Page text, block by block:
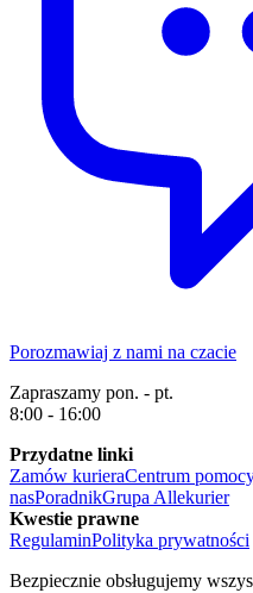
Porozmawiaj z nami na czacie
Zapraszamy pon. - pt.
8:00 - 16:00
Przydatne linki
Zamów kurieraCentrum
nasPoradnikGrupa Allekurier
Kwestie prawne
RegulaminPolityka prywatności
Bezpiecznie obsługujemy